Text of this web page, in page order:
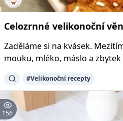
Celozrnné velikonoční
Zaděláme si na kvásek.
mouku, mléko, máslo a
#Velikonoční recepty
156